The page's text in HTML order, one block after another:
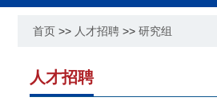
navigation
首页 >> 人才招聘 >>研究组
人才招聘